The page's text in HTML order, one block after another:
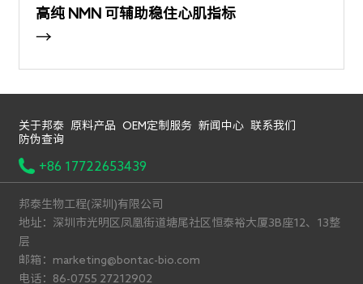
高纯 NMN 可辅助稳住心肌指标
→
关于邦泰 原料产品 OEM定制服务 新闻中心
联系我们
防伪查询
+86 17722653439
邦泰生物工程(深圳)有限公司
地址：深圳市光明区凤凰街道塘尾社区恒泰裕大厦3B座12、13整
层
邮箱：marketing@bontac-bio.com
电话：86-0755 27212902